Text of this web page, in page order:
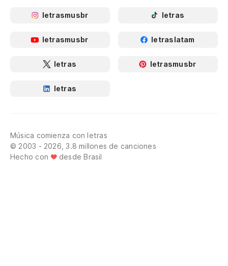
letrasmusbr letras
letrasmusbr letraslatam
letras letrasmusbr
letras
Música comienza con letras
© 2003 - 2026, 3.8 millones de canciones
Hecho con
desde Brasil